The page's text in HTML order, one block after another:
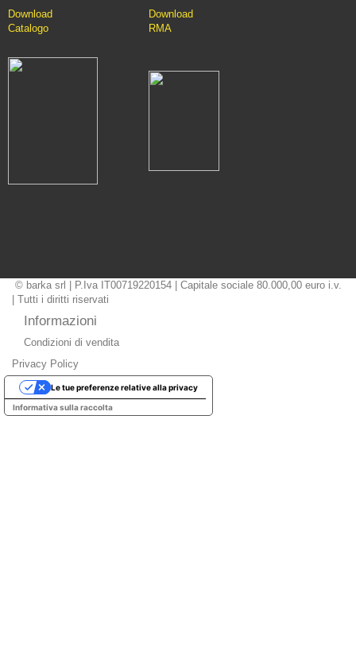
Download
Catalogo
Download
RMA
© barka srl | P.Iva IT00719220154 | Capitale sociale 80.000,00 euro i.v.
| Tutti i diritti riservati
Informazioni
Condizioni di vendita
Privacy Policy
Informativa sulla raccolta
Le tue preferenze relative alla privacy